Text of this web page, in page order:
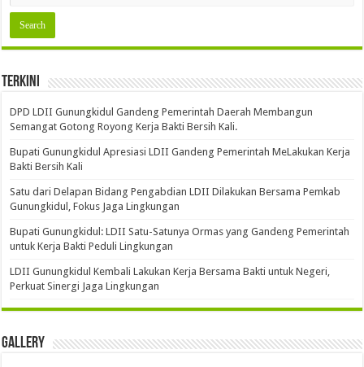
Terkini
DPD LDII Gunungkidul Gandeng Pemerintah Daerah Membangun
Semangat Gotong Royong Kerja Bakti Bersih Kali.
Bupati Gunungkidul Apresiasi LDII Gandeng Pemerintah MeLakukan Kerja
Bakti Bersih Kali ‎
Satu dari Delapan Bidang Pengabdian LDII Dilakukan Bersama Pemkab
Gunungkidul, Fokus Jaga Lingkungan
Bupati Gunungkidul: LDII Satu-Satunya Ormas yang Gandeng Pemerintah
untuk Kerja Bakti Peduli Lingkungan
LDII Gunungkidul Kembali Lakukan Kerja Bersama Bakti untuk Negeri,
Perkuat Sinergi Jaga Lingkungan
Gallery